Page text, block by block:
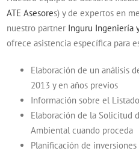
ATE Asesores) y de expertos en
nuestro partner Inguru Ingeniería
ofrece asistencia específica para
Elaboración de un análisis
2013 y en años previos
Información sobre el
Elaboración de la Solicitud
Ambiental cuando proceda
Planificación de